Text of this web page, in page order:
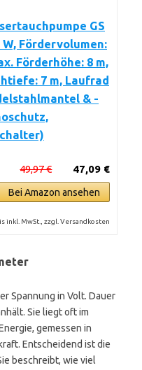
GS
W, Fördervolumen:
Förderhöhe: 8 m,
7 m, Laufrad
& -
47,09 €
49,97 €
Bei Amazon ansehen
inkl. MwSt., zzgl. Versandkosten
Spannung in Volt. Dauer
Sie liegt oft im
gemessen in
Entscheidend ist die
beschreibt, wie viel